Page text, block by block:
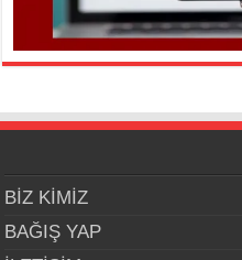
BİZ KİMİZ
BAĞIŞ YAP